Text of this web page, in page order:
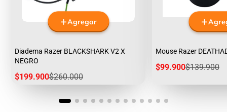
Agregar
Diadema Razer BLACKSHARK V2 X
NEGRO
Precio
$199.900Precio
regular
$260.000
Mouse Razer
Precio
$99.900Precio
$139.900